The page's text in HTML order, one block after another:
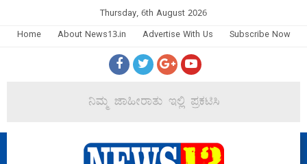
Thursday, 6th August 2026
Home
About News13.in Advertise With Us Subscribe Now